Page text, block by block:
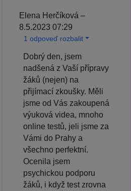
Elena Herčíková –
8.5.2023 07:29
1 odpoveď rozbalit
Dobrý den, jsem
nadšená z Vaší přípravy
žáků (nejen) na
přijímací zkoušky. Měli
jsme od Vás zakoupená
výuková videa, mnoho
online testů, jeli jsme za
Vámi do Prahy a
všechno perfektní.
Ocenila jsem
psychickou podporu
žáků, i když test zrovna